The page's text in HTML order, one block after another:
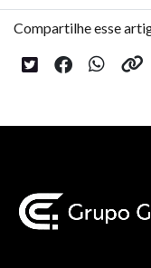
Compartilhe esse